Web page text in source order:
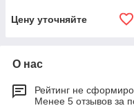
Цену уточняйте
О нас
Рейтинг не
Менее 5 отзывов за